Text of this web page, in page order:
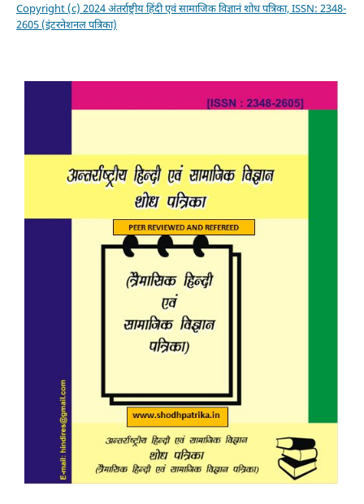
Copyright (c) 2024 अंतर्राष्ट्रीय हिंदी एवं सामाजिक विज्ञानं शोध पत्रिका, ISSN: 2348-
2605 (इंटरनेशनल पत्रिका)